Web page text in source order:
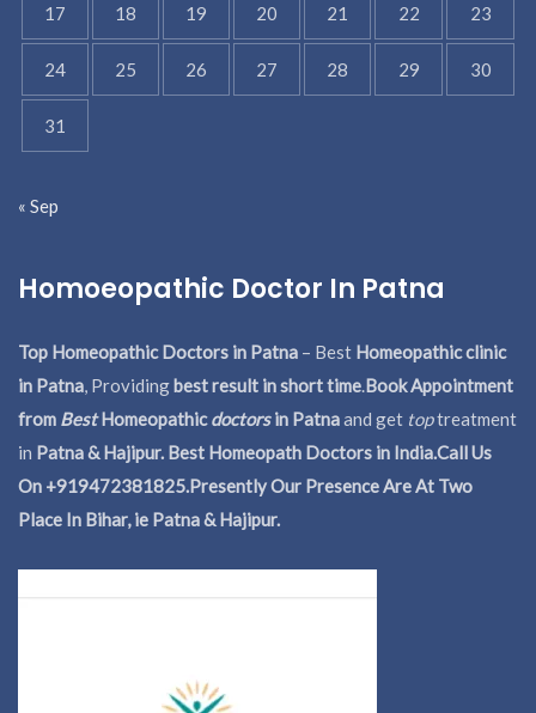
17 18 19 20 21 22 23
24 25 26 27 28 29 30
31
« Sep
Homoeopathic Doctor In Patna
Top Homeopathic Doctors in Patna – Best Homeopathic clinic
in Patna, Providingbest result in short time.Book Appointment
from BestHomeopathicdoctorsin Patnaand get toptreatment
in Patna & Hajipur. Best Homeopath Doctors in India.Call Us
On +919472381825.Presently Our Presence Are At Two
Place In Bihar, ie Patna & Hajipur.